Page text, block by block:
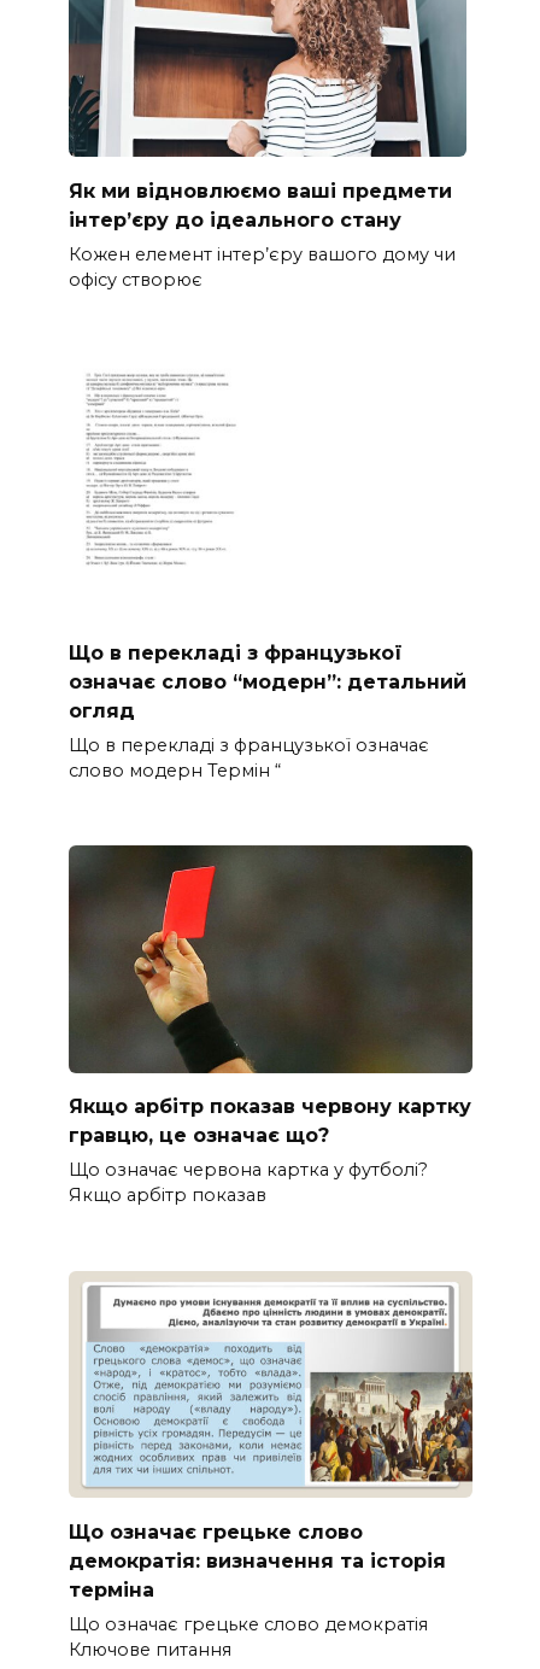
Як ми відновлюємо ваші предмети
інтер’єру до ідеального стану
Кожен елемент інтер’єру вашого дому чи
офісу створює
Що в перекладі з французької
означає слово “модерн”: детальний
огляд
Що в перекладі з французької означає
слово модерн Термін “
Якщо арбітр показав червону картку
гравцю, це означає що?
Що означає червона картка у футболі?
Якщо арбітр показав
Що означає грецьке слово
демократія: визначення та історія
терміна
Що означає грецьке слово демократія
Ключове питання